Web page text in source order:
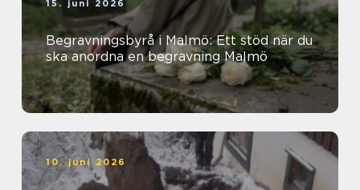
15. juni 2026
Begravningsbyrå i Malmö: Ett stöd när du
ska anordna en begravning Malmö
10. juni 2026